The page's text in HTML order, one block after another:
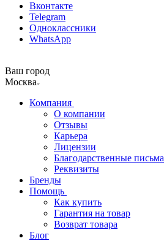
Вконтакте
Telegram
Одноклассники
WhatsApp
Ваш город
Москва
Компания
О компании
Отзывы
Карьера
Лицензии
Благодарственные письма
Реквизиты
Бренды
Помощь
Как купить
Гарантия на товар
Возврат товара
Блог